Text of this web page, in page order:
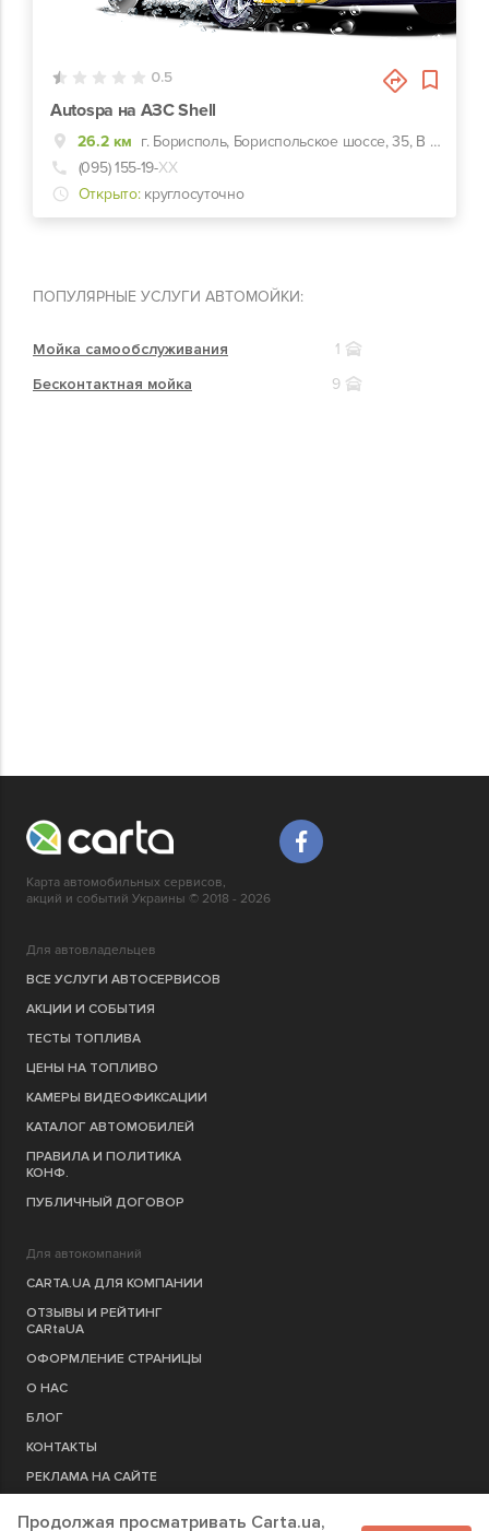
0.5
Autospa на АЗС Shell
26.2 км
г. Борисполь, Бориспольское шоссе, 35, В сторону Киева, АЗС Шелл
(095) 155-19-ХХ
Открыто: круглосуточно
ПОПУЛЯРНЫЕ УСЛУГИ АВТОМОЙКИ:
Мойка самообслуживания
1
Бесконтактная мойка
9
Карта автомобильных сервисов,
акций и событий Украины © 2018 - 2026
Для автовладельцев
ВСЕ УСЛУГИ АВТОСЕРВИСОВ
АКЦИИ И СОБЫТИЯ
ТЕСТЫ ТОПЛИВА
ЦЕНЫ НА ТОПЛИВО
КАМЕРЫ ВИДЕОФИКСАЦИИ
КАТАЛОГ АВТОМОБИЛЕЙ
ПРАВИЛА И ПОЛИТИКА
КОНФ.
ПУБЛИЧНЫЙ ДОГОВОР
Для автокомпаний
CARTA.UA ДЛЯ КОМПАНИИ
ОТЗЫВЫ И РЕЙТИНГ
CARtaUA
ОФОРМЛЕНИЕ СТРАНИЦЫ
О НАС
БЛОГ
КОНТАКТЫ
РЕКЛАМА НА САЙТЕ
Продолжая просматривать Carta.ua,